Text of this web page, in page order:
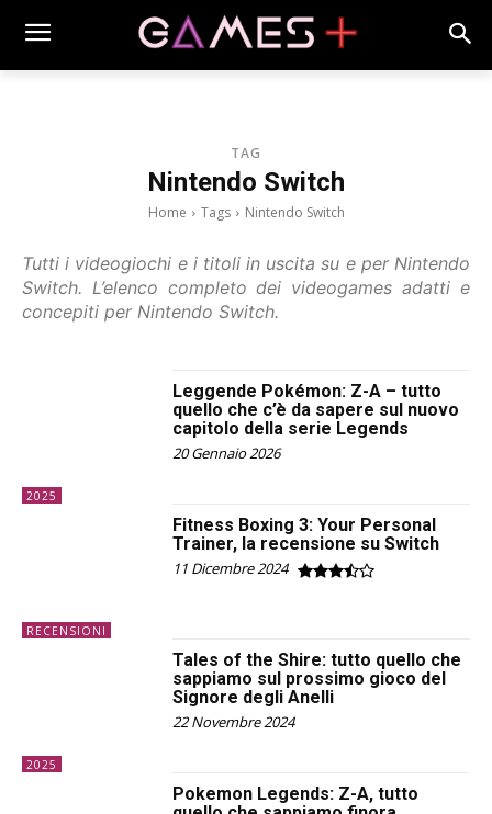
TAG
Nintendo Switch
Home Tags Nintendo Switch
Tutti i videogiochi e i titoli in uscita su e per Nintendo
Switch. L’elenco completo dei videogames adatti e
concepiti per Nintendo Switch.
2025
Leggende Pokémon: Z-A – tutto
quello che c’è da sapere sul nuovo
capitolo della serie Legends
20 Gennaio 2026
RECENSIONI
Fitness Boxing 3: Your Personal
Trainer, la recensione su Switch
11 Dicembre 2024
2025
Tales of the Shire: tutto quello che
sappiamo sul prossimo gioco del
Signore degli Anelli
22 Novembre 2024
Pokemon Legends: Z-A, tutto